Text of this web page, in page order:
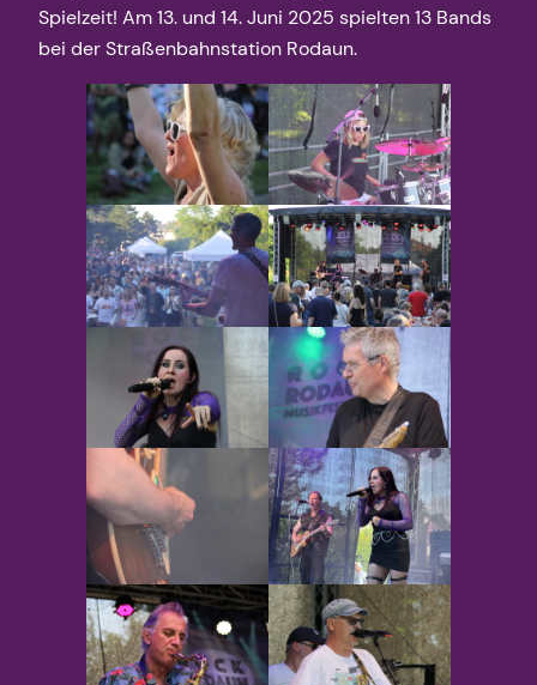
Spielzeit! Am 13. und 14. Juni 2025 spielten 13 Bands
bei der Straßenbahnstation Rodaun.